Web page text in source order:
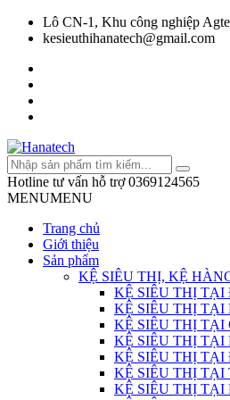
Lô CN-1, Khu công nghiệp
kesieuthihanatech@gmail.com
Hotline tư vấn hỗ trợ 0369124565
MENUMENU
Trang chủ
Giới thiệu
Sản phẩm
KỆ SIÊU THỊ, KỆ
KỆ SIÊU THỊ
KỆ SIÊU THỊ TẠI
KỆ SIÊU THỊ TẠI
KỆ SIÊU THỊ
KỆ SIÊU THỊ
KỆ SIÊU THỊ TẠI
KỆ SIÊU THỊ TẠI